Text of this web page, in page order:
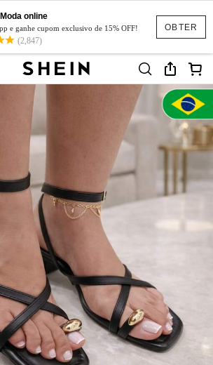
OBTER
online
e ganhe cupom exclusivo de 15% OFF!
(2,847)